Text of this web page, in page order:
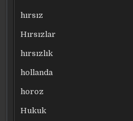
hırsız
Hırsızlar
hırsızlık
hollanda
horoz
Hukuk